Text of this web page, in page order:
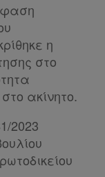
η
στο
ακίνητο.
2023